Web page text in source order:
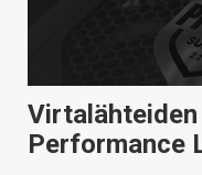
VAIHDA TEEMA
Performance